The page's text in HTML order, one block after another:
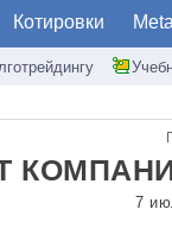
Котировки
7